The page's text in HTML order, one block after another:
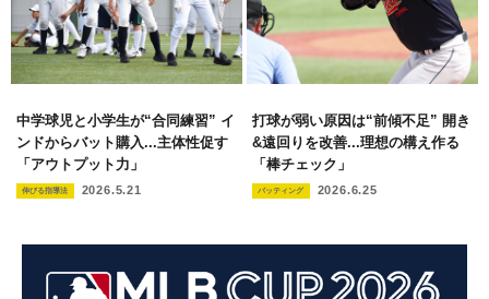
中学球児と小学生が“合同練習” イ
ンドからバット購入...主体性促す
「アウトプット力」
伸びる指導法 2026.5.21
打球が弱い原因は“前傾不足” 開き
&遠回りを改善...理想の構え作る
「棒チェック」
バッティング 2026.6.25